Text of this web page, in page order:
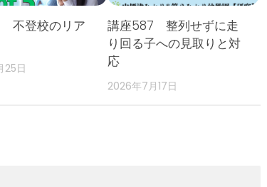
不登校のリア
25日
講座587 整列せずに走
り回る子への見取りと対
応
2026年7月17日